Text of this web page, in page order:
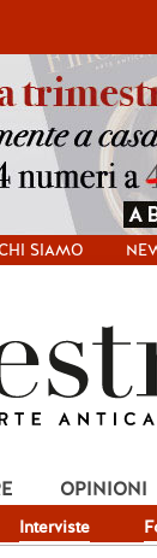
SIAMO
Interviste
OPINIONI